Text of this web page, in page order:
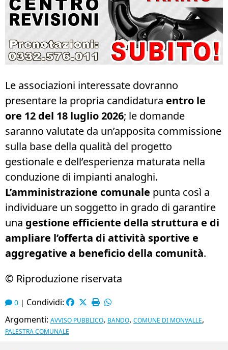
Le associazioni interessate dovranno
presentare la propria candidatura entro le
ore 12 del 18 luglio 2026; le domande
saranno valutate da un’apposita commissione
sulla base della qualità del progetto
gestionale e dell’esperienza maturata nella
conduzione di impianti analoghi.
L’amministrazione comunale punta così a
individuare un soggetto in grado di garantire
una gestione efficiente della struttura e di
ampliare l’offerta di attività sportive e
aggregative a beneficio della comunità.
© Riproduzione riservata
0 | Condividi:
Argomenti: AVVISO PUBBLICO, BANDO, COMUNE DI MONVALLE,
PALESTRA COMUNALE